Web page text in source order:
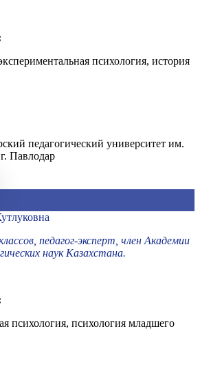
психология, история
педагогический университет им.
Павлодар
педагог-эксперт, член Академии
наук Казахстана.
психология, психология младшего